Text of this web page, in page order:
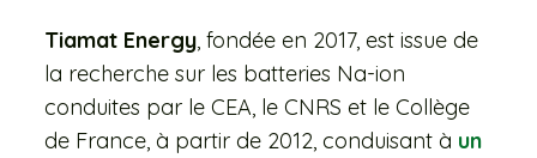
Tiamat Energy , fondée en 2017, est issue de
la recherche sur les batteries Na-ion
conduites par le CEA, le CNRS et le Collège
de France, à partir de 2012, conduisant à un